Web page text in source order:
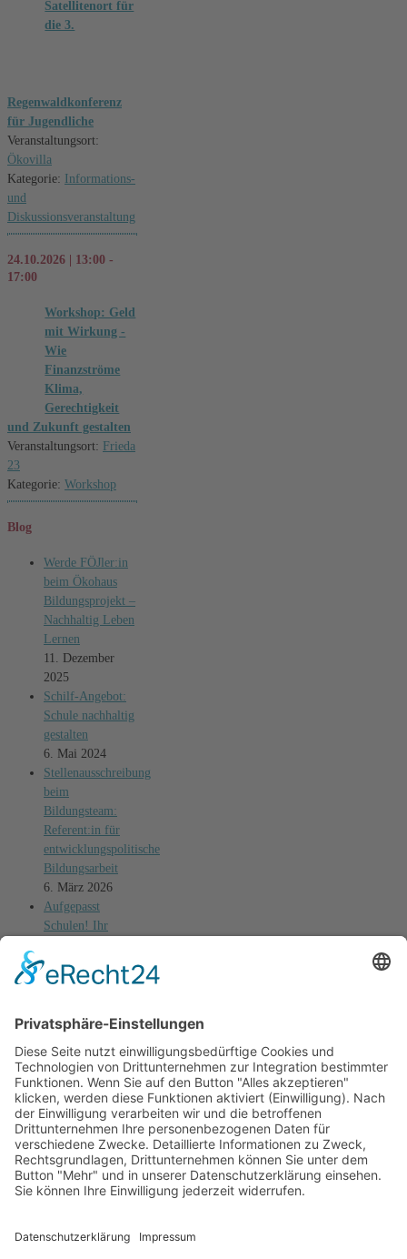
Satellitenort für
die 3.
Regenwaldkonferenz
für Jugendliche
Veranstaltungsort:
Ökovilla
Kategorie: Informations-
und
Diskussionsveranstaltung
24.10.2026 | 13:00 -
17:00
Workshop: Geld
mit Wirkung -
Wie
Finanzströme
Klima,
Gerechtigkeit
und Zukunft gestalten
Veranstaltungsort: Frieda
23
Kategorie: Workshop
Blog
Werde FÖJler:in
beim Ökohaus
Bildungsprojekt –
Nachhaltig Leben
Lernen
11. Dezember
2025
Schilf-Angebot:
Schule nachhaltig
gestalten
6. Mai 2024
Stellenausschreibung
beim
Bildungsteam:
Referent:in für
entwicklungspolitische
Bildungsarbeit
6. März 2026
Aufgepasst
Schulen! Ihr
immer eine
Ausstellung
3. Februar 2026
beim Ökohaus-
Bildungsteam:
Fachpromotor:in
für Globale
Partnerschaften
3. Dezember
2025
SuppKultur
Weihnahten ist